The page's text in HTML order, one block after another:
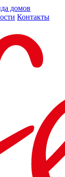
домов
Контакты